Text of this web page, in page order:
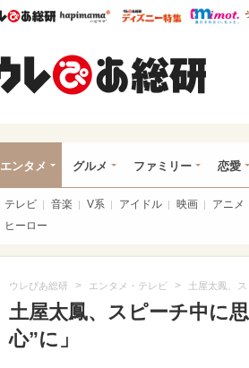
ウレぴあ総研ハピママ* ウレぴあ
エンタメ グルメ ファミリー 恋愛
テレビ 音楽 V系 アイドル 映画 アニメ
ヒーロー
ウレぴあ総研 > エンタメ・テレビ > 土屋太鳳、ス
土屋太鳳、スピーチ中に
心”に」